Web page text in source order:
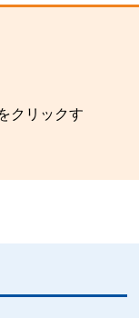
クリックす